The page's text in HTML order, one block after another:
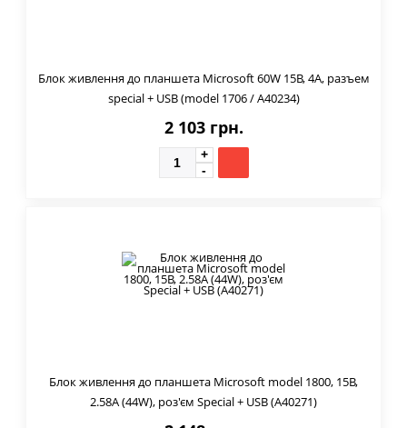
Блок живлення до планшета Microsoft 60W 15В, 4А, разъем
special + USB (model 1706 / A40234)
2 103 грн.
Блок живлення до планшета Microsoft model 1800, 15В,
2.58А (44W), роз'єм Special + USB (A40271)